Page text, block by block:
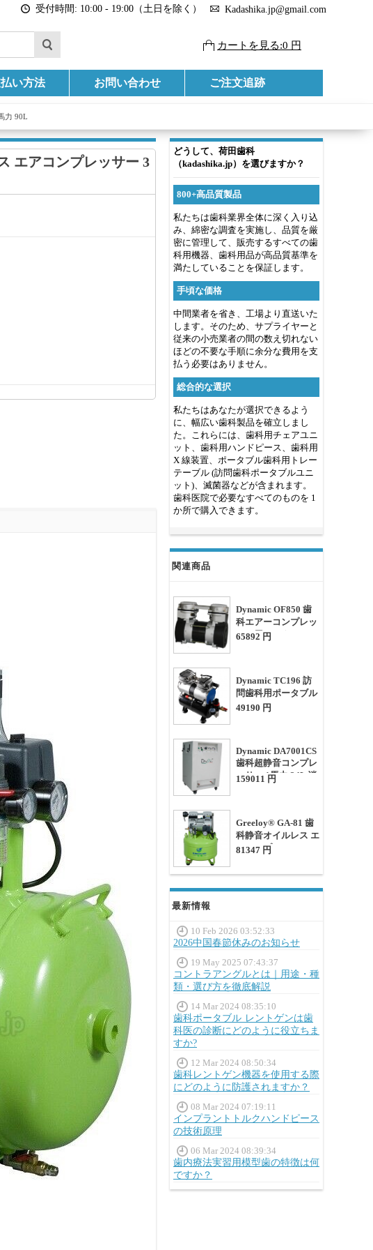
受付時間: 10:00 - 19:00（土日を除く） Kadashika.jp@gmail.com
カートを見る:0 円
い方法 お問い合わせ ご注文追跡
力 90L
どうして、荷田歯科
（kadashika.jp）を選びますか？
800+高品質製品
私たちは歯科業界全体に深く入り込
み、綿密な調査を実施し、品質を厳
密に管理して、販売するすべての歯
科用機器、歯科用品が高品質基準を
満たしていることを保証します。
手頃な価格
中間業者を省き、工場より直送いた
します。そのため、サプライヤーと
従来の小売業者の間の数え切れない
ほどの不要な手順に余分な費用を支
払う必要はありません。
総合的な選択
私たちはあなたが選択できるよう
に、幅広い歯科製品を確立しまし
た。これらには、歯科用チェアユニ
ット、歯科用ハンドピース、歯科用
X 線装置、ポータブル歯科用トレー
テーブル (訪問歯科ポータブルユニ
ット)、滅菌器などが含まれます。
歯科医院で必要なすべてのものを 1
か所で購入できます。
関連商品
Dynamic OF850 歯
科エアーコンプレッ
サー用モーター 1.13
65892 円
Dynamic TC196 訪
問歯科用ポータブル
オイル レス エア コ
49190 円
Dynamic DA7001CS
歯科超静音コンプレ
ッサー 1馬力 24L 消
159011 円
Greeloy® GA-81 歯
科静音オイルレス エ
アコンプレッサー 1
81347 円
最新情報
10 Feb 2026 03:52:33
2026中国春節休みのお知らせ
19 May 2025 07:43:37
コントラアングルとは｜用途・種
類・選び方を徹底解説
14 Mar 2024 08:35:10
歯科ポータブル レントゲンは歯
科医の診断にどのように役立ちま
すか?
12 Mar 2024 08:50:34
歯科レントゲン機器を使用する際
にどのように防護されますか？
08 Mar 2024 07:19:11
インプラントトルクハンドピース
の技術原理
06 Mar 2024 08:39:34
歯内療法実習用模型歯の特徴は何
ですか？
エアコンプレッサー 3